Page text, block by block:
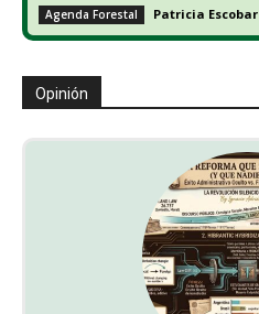
Agenda Forestal Patricia Escobar
Opinión